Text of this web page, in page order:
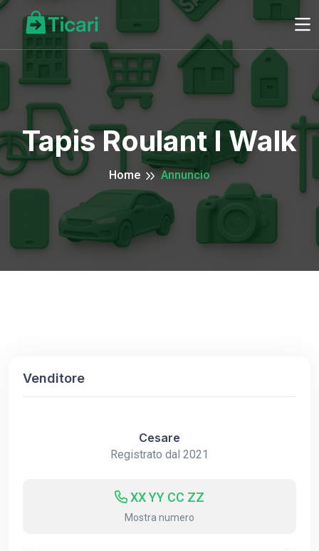
Tapis Roulant I Walk
Home Annuncio
Venditore
Cesare
Registrato dal 2021
XX YY CC ZZ
Mostra numero